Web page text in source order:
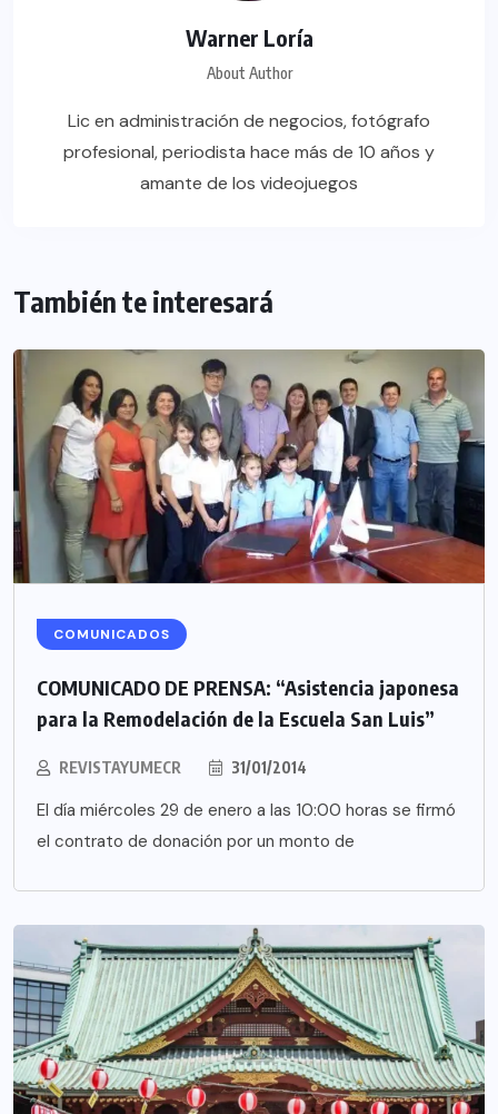
Warner Loría
About Author
Lic en administración de negocios, fotógrafo
profesional, periodista hace más de 10 años y
amante de los videojuegos
También te interesará
COMUNICADOS
COMUNICADO DE PRENSA: “Asistencia japonesa
para la Remodelación de la Escuela San Luis”
REVISTAYUMECR 31/01/2014
El día miércoles 29 de enero a las 10:00 horas se firmó
el contrato de donación por un monto de